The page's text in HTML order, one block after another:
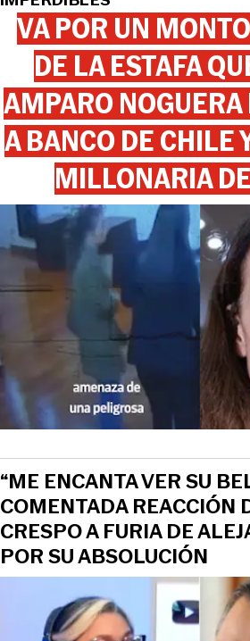
VA POR UN
DE LA ESTAFA
AMPARO
A BANCO DE CHILE
MILLONARIA
“ME ENCANTA VER SU
COMENTADA REACCIÓN
CRESPO A FURIA DE
POR SU ABSOLUCIÓN